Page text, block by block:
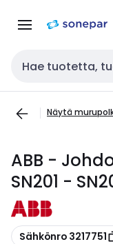
navigointiinsisältöön
Haku
Näytä
ABB -
SN201 -
Kopioi
Sähkönro 3217751